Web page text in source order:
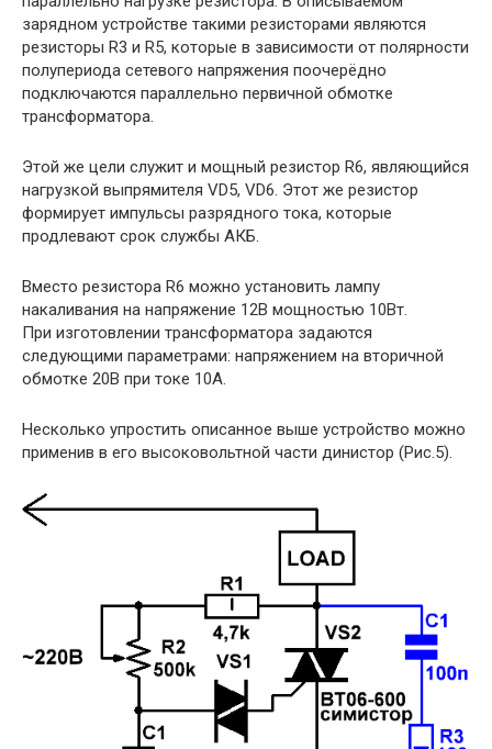
зарядном устройстве такими резисторами являются
резисторы R3 и R5, которые в зависимости от полярности
полупериода сетевого напряжения поочерёдно
подключаются параллельно первичной обмотке
трансформатора.
Этой же цели служит и мощный резистор R6, являющийся
нагрузкой выпрямителя VD5, VD6. Этот же резистор
формирует импульсы разрядного тока, которые
продлевают срок службы АКБ.
Вместо резистора R6 можно установить лампу
накаливания на напряжение 12В мощностью 10Вт.
При изготовлении трансформатора задаются
следующими параметрами: напряжением на вторичной
обмотке 20В при токе 10А.
Несколько упростить описанное выше устройство можно
применив в его высоковольтной части динистор (Рис.5).